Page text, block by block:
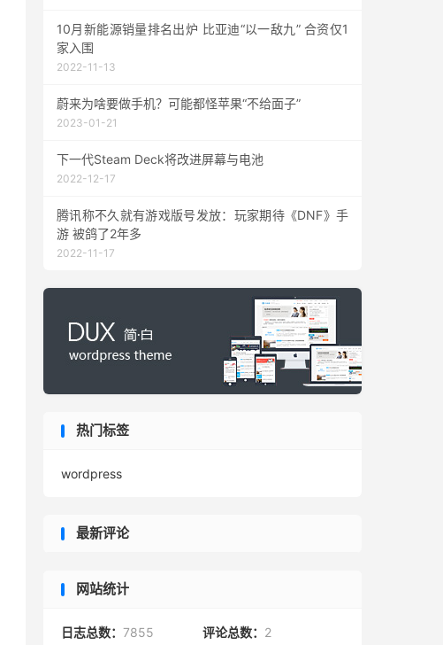
10月新能源销量排名出炉 比亚迪“以一敌九” 合资仅1
家入围
2022-11-13
蔚来为啥要做手机？可能都怪苹果“不给面子”
2023-01-21
下一代Steam Deck将改进屏幕与电池
2022-12-17
腾讯称不久就有游戏版号发放：玩家期待《DNF》手
游 被鸽了2年多
2022-11-17
热门标签
wordpress
最新评论
网站统计
日志总数： 7855 评论总数： 2